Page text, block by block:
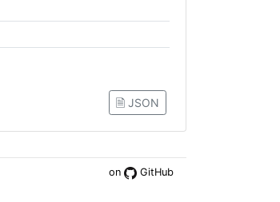
🗎 JSON
on GitHub